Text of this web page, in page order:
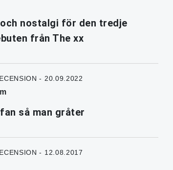
nostalgi för den tredje
från The xx
- 20.09.2022
så man gråter
- 12.08.2017